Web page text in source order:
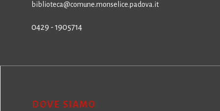
biblioteca@comune.monselice.padova.it
0429 - 1905714
DOVE SIAMO